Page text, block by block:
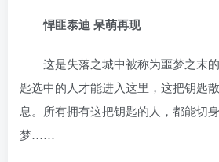
悍匪泰迪 呆萌再现
这是失落之城中被称为噩梦之末的
匙选中的人才能进入这里，这把钥匙
息。所有拥有这把钥匙的人，都能切
梦……